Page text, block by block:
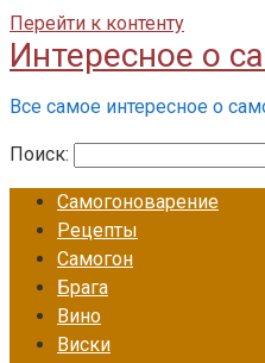
Перейти к контенту
Интересное о
Все самое интересное о
Поиск:
Самогоноварение
Рецепты
Самогон
Брага
Вино
Виски